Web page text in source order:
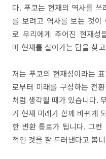
다. 푸코는 현재의 역사를
를 보려고 역사를 보는 것이
로 우리에게 주어진 현재성
며 현재를 살아가는 답을 찾
저는 푸코의 현재성이라는
로부터 미래를 구성하는 전
처럼 생각될 때가 있습니다.
거 현재 미래가 함께 바뀌게
한 변환 통로가 됩니다. 그
적인 것을 잘 드러낸다고 봅